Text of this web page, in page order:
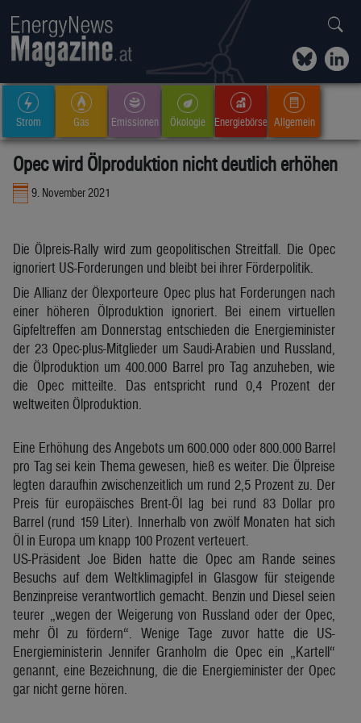
Strom Gas Emissionen Ökologie Energiebörse Allgemein
Opec wird Ölproduktion nicht deutlich erhöhen
9. November 2021
Die Ölpreis-Rally wird zum geopolitischen Streitfall. Die Opec
ignoriert US-Forderungen und bleibt bei ihrer Förderpolitik.
Die Allianz der Ölexporteure Opec plus hat Forderungen nach
einer höheren Ölproduktion ignoriert. Bei einem virtuellen
Gipfeltreffen am Donnerstag entschieden die Energieminister
der 23 Opec-plus-Mitglieder um Saudi-Arabien und Russland,
die Ölproduktion um 400.000 Barrel pro Tag anzuheben, wie
die Opec mitteilte. Das entspricht rund 0,4 Prozent der
weltweiten Ölproduktion.
Eine Erhöhung des Angebots um 600.000 oder 800.000 Barrel
pro Tag sei kein Thema gewesen, hieß es weiter. Die Ölpreise
legten daraufhin zwischenzeitlich um rund 2,5 Prozent zu. Der
Preis für europäisches Brent-Öl lag bei rund 83 Dollar pro
Barrel (rund 159 Liter). Innerhalb von zwölf Monaten hat sich
Öl in Europa um knapp 100 Prozent verteuert.
US-Präsident Joe Biden hatte die Opec am Rande seines
Besuchs auf dem Weltklimagipfel in Glasgow für steigende
Benzinpreise verantwortlich gemacht. Benzin und Diesel seien
teurer „wegen der Weigerung von Russland oder der Opec,
mehr Öl zu fördern“. Wenige Tage zuvor hatte die US-
Energieministerin Jennifer Granholm die Opec ein „Kartell“
genannt, eine Bezeichnung, die die Energieminister der Opec
gar nicht gerne hören.